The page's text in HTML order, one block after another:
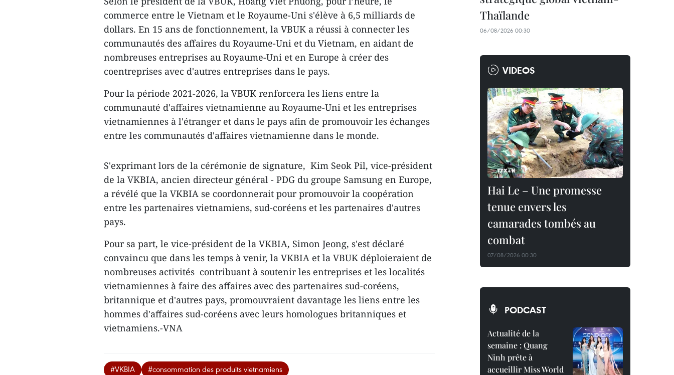
commerce entre le Vietnam et le Royaume-Uni s'élève à 6,5 milliards de
dollars. En 15 ans de fonctionnement, la VBUK a réussi à connecter les
communautés des affaires du Royaume-Uni et du Vietnam, en aidant de
nombreuses entreprises au Royaume-Uni et en Europe à créer des
coentreprises avec d'autres entreprises dans le pays.
Pour la période 2021-2026, la VBUK renforcera les liens entre la
communauté d'affaires vietnamienne au Royaume-Uni et les entreprises
vietnamiennes à l'étranger et dans le pays afin de promouvoir les échanges
entre les communautés d'affaires vietnamienne dans le monde.
S'exprimant lors de la cérémonie de signature, Kim Seok Pil, vice-président
de la VKBIA, ancien directeur général - PDG du groupe Samsung en Europe,
a révélé que la VKBIA se coordonnerait pour promouvoir la coopération
entre les partenaires vietnamiens, sud-coréens et les partenaires d'autres
pays.
Pour sa part, le vice-président de la VKBIA, Simon Jeong, s'est déclaré
convaincu que dans les temps à venir, la VKBIA et la VBUK déploieraient de
nombreuses activités contribuant à soutenir les entreprises et les localités
vietnamiennes à faire des affaires avec des partenaires sud-coréens,
britannique et d'autres pays, promouvraient davantage les liens entre les
hommes d'affaires sud-coréens avec leurs homologues britanniques et
vietnamiens.-VNA
#VKBIA #consommation des produits vietnamiens
Thaïlande
06/08/2026 00:30
VIDEOS
Hai Le – Une promesse
tenue envers les
camarades tombés au
combat
07/08/2026 00:30
PODCAST
Actualité de la
semaine : Quang
Ninh prête à
accueillir Miss World